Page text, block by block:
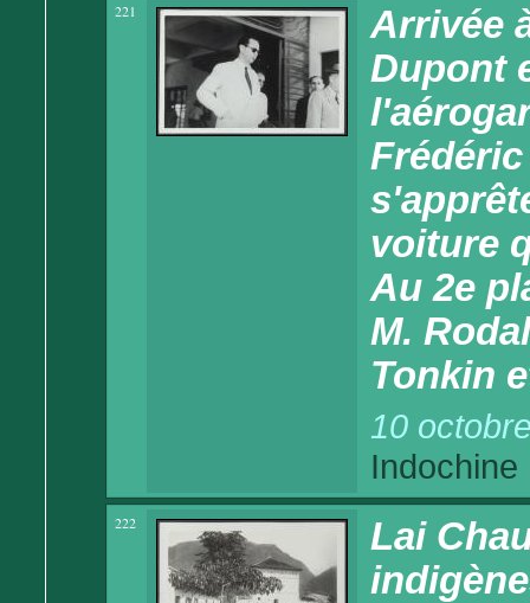
221
Arrivée
Dupont
voiture
Au 2e
M.
Tonkin
10
Indochine
222
Lai